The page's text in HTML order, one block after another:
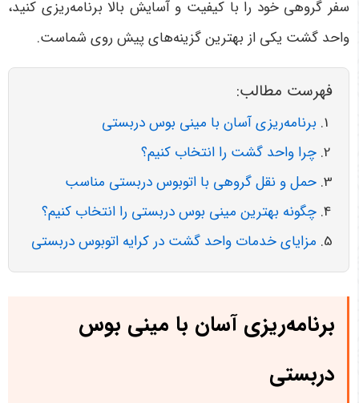
سفر گروهی خود را با کیفیت و آسایش بالا برنامه‌ریزی کنید،
واحد گشت یکی از بهترین گزینه‌های پیش روی شماست.
فهرست مطالب:
برنامه‌ریزی آسان با مینی بوس دربستی
چرا واحد گشت را انتخاب کنیم؟
حمل و نقل گروهی با اتوبوس دربستی مناسب
چگونه بهترین مینی بوس دربستی را انتخاب کنیم؟
مزایای خدمات واحد گشت در کرایه اتوبوس دربستی
برنامه‌ریزی آسان با مینی بوس
دربستی